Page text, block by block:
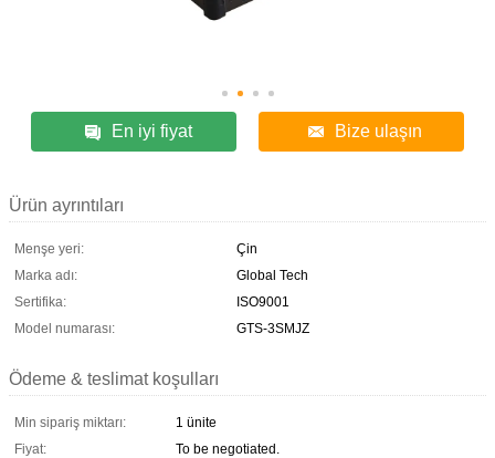
En iyi fiyat Bize ulaşın
Ürün ayrıntıları
Menşe yeri:
Çin
Marka adı:
Global Tech
Sertifika:
ISO9001
Model numarası:
GTS-3SMJZ
Ödeme & teslimat koşulları
Min sipariş miktarı:
1 ünite
Fiyat:
To be negotiated.